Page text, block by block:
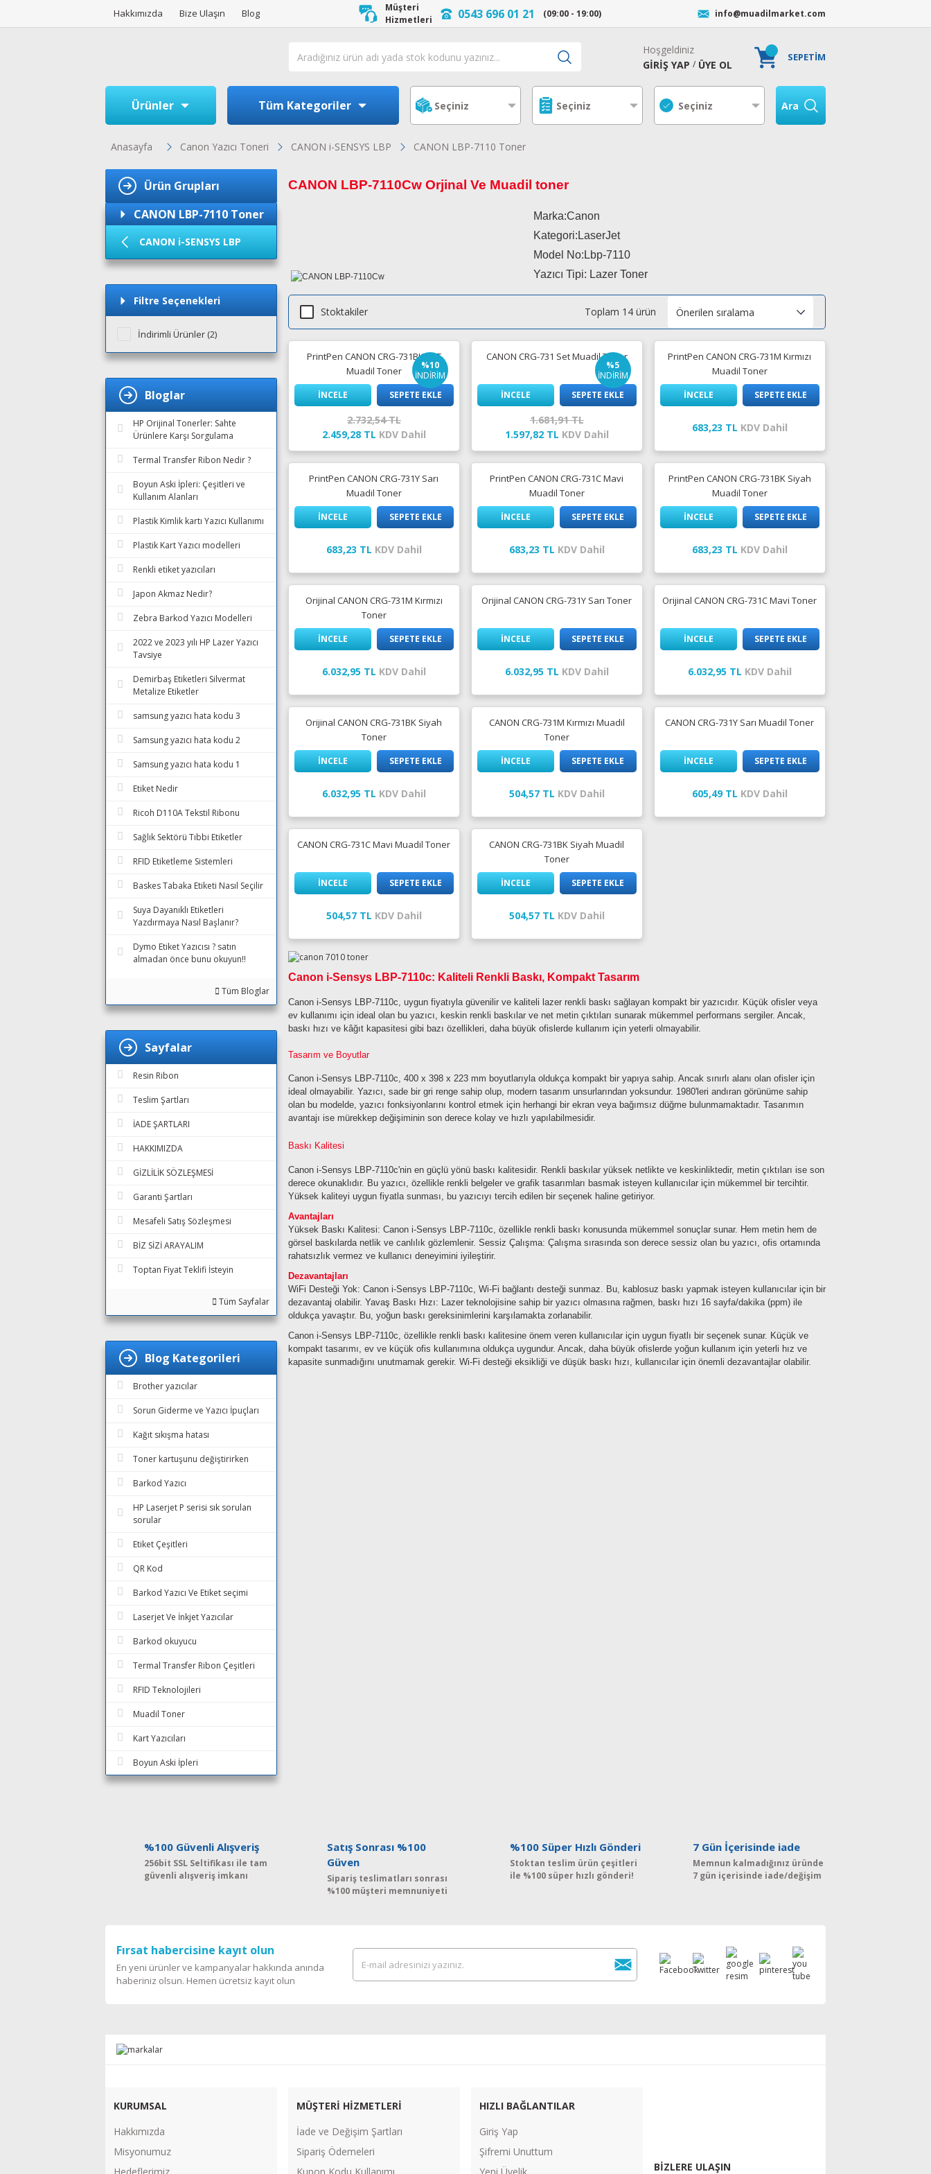
Hakkımızda Bize Ulaşın Blog
Müşteri
Hizmetleri
0543 696 01 21 (09:00 - 19:00) info@muadilmarket.com
Hoşgeldiniz
GİRİŞ YAP / ÜYE OL
SEPETİM
Ürünler Tüm Kategoriler Ara
Anasayfa Canon Yazıcı Toneri CANON i-SENSYS LBP CANON LBP-7110 Toner
Ürün Grupları
CANON LBP-7110 Toner
CANON i-SENSYS LBP
Filtre Seçenekleri
İndirimli Ürünler (2)
Bloglar
HP Orijinal Tonerler: Sahte
Ürünlere Karşı Sorgulama
Termal Transfer Ribon Nedir ?
Boyun Aski İpleri: Çeşitleri ve
Kullanım Alanları
Plastik Kimlik kartı Yazıcı Kullanımı
Plastik Kart Yazıcı modelleri
Renkli etiket yazıcıları
Japon Akmaz Nedir?
Zebra Barkod Yazıcı Modelleri
2022 ve 2023 yılı HP Lazer Yazıcı
Tavsiye
Demirbaş Etiketleri Silvermat
Metalize Etiketler
samsung yazıcı hata kodu 3
Samsung yazıcı hata kodu 2
Samsung yazıcı hata kodu 1
Etiket Nedir
Ricoh D110A Tekstil Ribonu
Sağlık Sektörü Tıbbi Etiketler
RFID Etiketleme Sistemleri
Baskes Tabaka Etiketi Nasıl Seçilir
Suya Dayanıklı Etiketleri
Yazdırmaya Nasıl Başlanır?
Dymo Etiket Yazıcısı ? satın
almadan önce bunu okuyun!!
Tüm Bloglar
Sayfalar
Resin Ribon
Teslim Şartları
İADE ŞARTLARI
HAKKIMIZDA
GİZLİLİK SÖZLEŞMESİ
Garanti Şartları
Mesafeli Satış Sözleşmesi
BİZ SİZİ ARAYALIM
Toptan Fiyat Teklifi İsteyin
Tüm Sayfalar
Blog Kategorileri
Brother yazıcılar
Sorun Giderme ve Yazıcı İpuçları
Kağıt sıkışma hatası
Toner kartuşunu değiştirirken
Barkod Yazıcı
HP Laserjet P serisi sık sorulan
sorular
Etiket Çeşitleri
QR Kod
Barkod Yazıcı Ve Etiket seçimi
Laserjet Ve İnkjet Yazıcılar
Barkod okuyucu
Termal Transfer Ribon Çeşitleri
RFID Teknolojileri
Muadil Toner
Kart Yazıcıları
Boyun Aski İpleri
CANON LBP-7110Cw Orjinal Ve Muadil toner
Marka:Canon
Kategori:LaserJet
Model No: Lbp-7110
Yazıcı Tipi: Lazer Toner
Stoktakiler Toplam 14 ürün
%10
İNDİRİM
PrintPen CANON CRG-731BK SET
Muadil Toner
İNCELE SEPETE EKLE
2.732,54 TL
2.459,28 TL KDV Dahil
%5
İNDİRİM
CANON CRG-731 Set Muadil Toner
İNCELE SEPETE EKLE
1.681,91 TL
1.597,82 TL KDV Dahil
PrintPen CANON CRG-731M Kırmızı
Muadil Toner
İNCELE SEPETE EKLE
683,23 TL KDV Dahil
PrintPen CANON CRG-731Y Sarı
Muadil Toner
İNCELE SEPETE EKLE
683,23 TL KDV Dahil
PrintPen CANON CRG-731C Mavi
Muadil Toner
İNCELE SEPETE EKLE
683,23 TL KDV Dahil
PrintPen CANON CRG-731BK Siyah
Muadil Toner
İNCELE SEPETE EKLE
683,23 TL KDV Dahil
Orijinal CANON CRG-731M Kırmızı
Toner
İNCELE SEPETE EKLE
6.032,95 TL KDV Dahil
Orijinal CANON CRG-731Y Sarı Toner
İNCELE SEPETE EKLE
6.032,95 TL KDV Dahil
Orijinal CANON CRG-731C Mavi Toner
İNCELE SEPETE EKLE
6.032,95 TL KDV Dahil
Orijinal CANON CRG-731BK Siyah
Toner
İNCELE SEPETE EKLE
6.032,95 TL KDV Dahil
CANON CRG-731M Kırmızı Muadil
Toner
İNCELE SEPETE EKLE
504,57 TL KDV Dahil
CANON CRG-731Y Sarı Muadil Toner
İNCELE SEPETE EKLE
605,49 TL KDV Dahil
CANON CRG-731C Mavi Muadil Toner
İNCELE SEPETE EKLE
504,57 TL KDV Dahil
CANON CRG-731BK Siyah Muadil
Toner
İNCELE SEPETE EKLE
504,57 TL KDV Dahil
Canon i-Sensys LBP-7110c: Kaliteli Renkli Baskı, Kompakt Tasarım
Canon i-Sensys LBP-7110c, uygun fiyatıyla güvenilir ve kaliteli lazer renkli baskı sağlayan kompakt bir yazıcıdır. Küçük ofisler veya
ev kullanımı için ideal olan bu yazıcı, keskin renkli baskılar ve net metin çıktıları sunarak mükemmel performans sergiler. Ancak,
baskı hızı ve kâğıt kapasitesi gibi bazı özellikleri, daha büyük ofislerde kullanım için yeterli olmayabilir.
Tasarım ve Boyutlar
Canon i-Sensys LBP-7110c, 400 x 398 x 223 mm boyutlarıyla oldukça kompakt bir yapıya sahip. Ancak sınırlı alanı olan ofisler için
ideal olmayabilir. Yazıcı, sade bir gri renge sahip olup, modern tasarım unsurlarından yoksundur. 1980'leri andıran görünüme sahip
olan bu modelde, yazıcı fonksiyonlarını kontrol etmek için herhangi bir ekran veya bağımsız düğme bulunmamaktadır. Tasarımın
avantajı ise mürekkep değişiminin son derece kolay ve hızlı yapılabilmesidir.
Baskı Kalitesi
Canon i-Sensys LBP-7110c'nin en güçlü yönü baskı kalitesidir. Renkli baskılar yüksek netlikte ve keskinliktedir, metin çıktıları ise son
derece okunaklıdır. Bu yazıcı, özellikle renkli belgeler ve grafik tasarımları basmak isteyen kullanıcılar için mükemmel bir tercihtir.
Yüksek kaliteyi uygun fiyatla sunması, bu yazıcıyı tercih edilen bir seçenek haline getiriyor.
Avantajları
Yüksek Baskı Kalitesi: Canon i-Sensys LBP-7110c, özellikle renkli baskı konusunda mükemmel sonuçlar sunar. Hem metin hem de
görsel baskılarda netlik ve canlılık gözlemlenir. Sessiz Çalışma: Çalışma sırasında son derece sessiz olan bu yazıcı, ofis ortamında
rahatsızlık vermez ve kullanıcı deneyimini iyileştirir.
Dezavantajları
WiFi Desteği Yok: Canon i-Sensys LBP-7110c, Wi-Fi bağlantı desteği sunmaz. Bu, kablosuz baskı yapmak isteyen kullanıcılar için bir
dezavantaj olabilir. Yavaş Baskı Hızı: Lazer teknolojisine sahip bir yazıcı olmasına rağmen, baskı hızı 16 sayfa/dakika (ppm) ile
oldukça yavaştır. Bu, yoğun baskı gereksinimlerini karşılamakta zorlanabilir.
Canon i-Sensys LBP-7110c, özellikle renkli baskı kalitesine önem veren kullanıcılar için uygun fiyatlı bir seçenek sunar. Küçük ve
kompakt tasarımı, ev ve küçük ofis kullanımına oldukça uygundur. Ancak, daha büyük ofislerde yoğun kullanım için yeterli hız ve
kapasite sunmadığını unutmamak gerekir. Wi-Fi desteği eksikliği ve düşük baskı hızı, kullanıcılar için önemli dezavantajlar olabilir.
%100 Güvenli Alışveriş
256bit SSL Seltifikası ile tam
güvenli alışveriş imkanı
Satış Sonrası %100
Güven
Sipariş teslimatları sonrası
%100 müşteri memnuniyeti
%100 Süper Hızlı Gönderi
Stoktan teslim ürün çeşitleri
ile %100 süper hızlı gönderi!
7 Gün İçerisinde iade
Memnun kalmadığınız üründe
7 gün içerisinde iade/değişim
Fırsat habercisine kayıt olun
En yeni ürünler ve kampanyalar hakkında anında
haberiniz olsun. Hemen ücretsiz kayıt olun
KURUMSAL
Hakkımızda
Misyonumuz
MÜŞTERİ HİZMETLERİ
İade ve Değişim Şartları
Sipariş Ödemeleri
HIZLI BAĞLANTILAR
Giriş Yap
Şifremi Unuttum
BİZLERE ULAŞIN